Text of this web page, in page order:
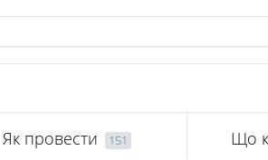
Як провести 151 Що